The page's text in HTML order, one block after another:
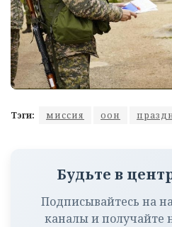
Тэги: миссия оон
Будьте в
Подписывайтесь на
каналы и получайте